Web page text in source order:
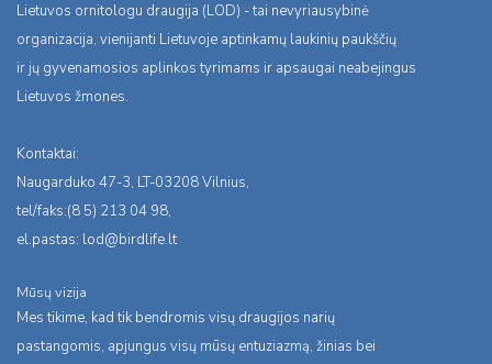
Lietuvos ornitologu draugija (LOD) - tai nevyriausybinė
organizacija, vienijanti Lietuvoje aptinkamų laukinių paukščių
ir jų gyvenamosios aplinkos tyrimams ir apsaugai neabejingus
Lietuvos žmones.
Kontaktai:
Naugarduko 47-3, LT-03208 Vilnius,
tel/faks:(8 5) 213 04 98,
el.pastas: lod@birdlife.lt
Mūsų vizija
Mes tikime, kad tik bendromis visų draugijos narių
pastangomis, apjungus visų mūsų entuziazmą, žinias bei